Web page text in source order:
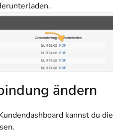
ändern
kannst du die